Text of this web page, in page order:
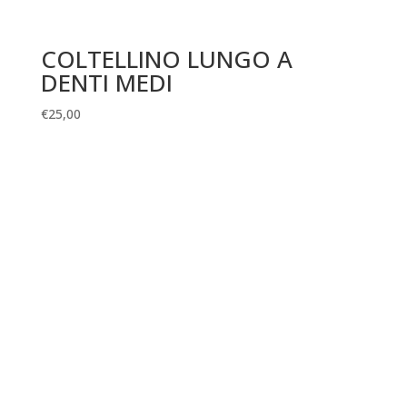
COLTELLINO LUNGO A
DENTI MEDI
€25,00